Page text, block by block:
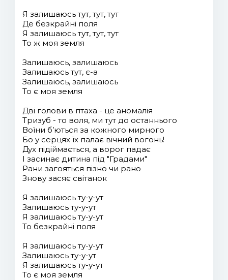
Я залишаюсь тут, тут, тут
Де безкрайні поля
Я залишаюсь тут, тут, тут
То ж моя земля
Залишаюсь, залишаюсь
Залишаюсь тут, є-а
Залишаюсь, залишаюсь
То є моя земля
Дві голови в птаха - це аномалія
Тризуб - то воля, ми тут до останнього
Воїни б’ються за кожного мирного
Бо у серцях їх палає вічний вогонь!
Дух підіймається, а ворог падає
І засинає дитина під "Градами"
Рани загояться пізно чи рано
Знову засяє світанок
Я залишаюсь ту-у-ут
Залишаюсь ту-у-ут
Я залишаюсь ту-у-ут
То безкрайні поля
Я залишаюсь ту-у-ут
Залишаюсь ту-у-ут
Я залишаюсь ту-у-ут
То є моя земля